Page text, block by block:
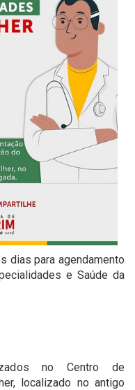
dias para agendamento
e Saúde da
no Centro de
localizado no antigo